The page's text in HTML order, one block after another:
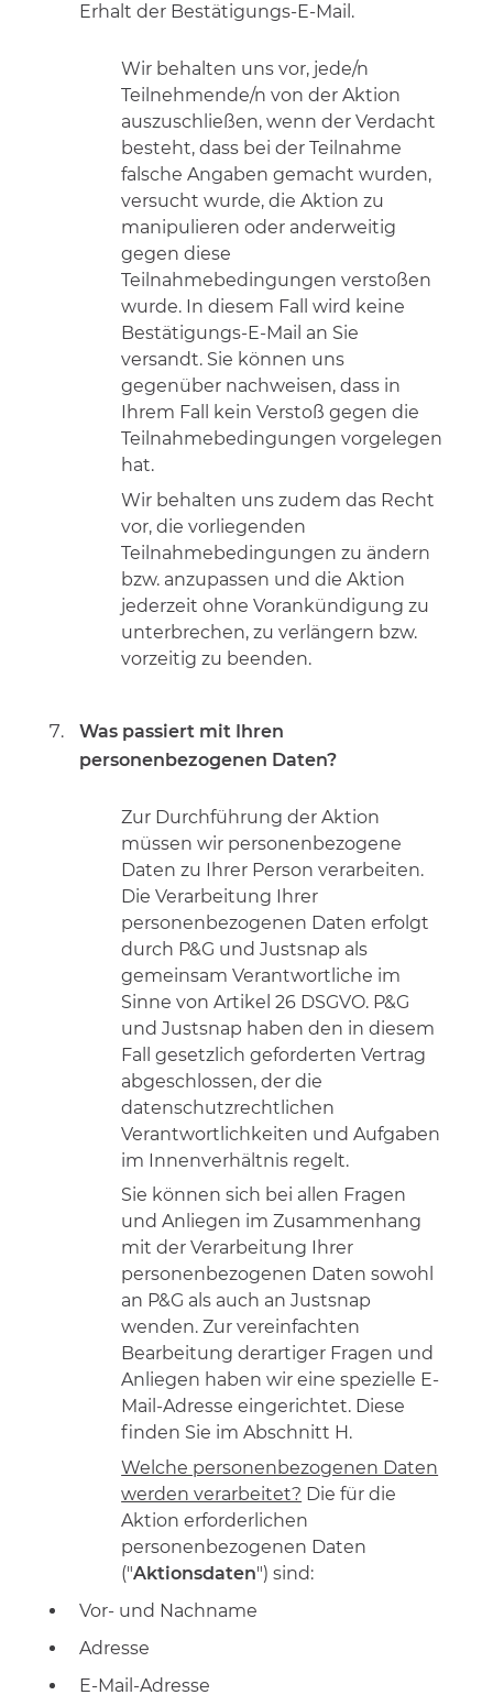
Erhalt der Bestätigungs-E-Mail.
Wir behalten uns vor, jede/n
Teilnehmende/n von der Aktion
auszuschließen, wenn der Verdacht
besteht, dass bei der Teilnahme
falsche Angaben gemacht wurden,
versucht wurde, die Aktion zu
manipulieren oder anderweitig
gegen diese
Teilnahmebedingungen verstoßen
wurde. In diesem Fall wird keine
Bestätigungs-E-Mail an Sie
versandt. Sie können uns
gegenüber nachweisen, dass in
Ihrem Fall kein Verstoß gegen die
Teilnahmebedingungen vorgelegen
hat.
Wir behalten uns zudem das Recht
vor, die vorliegenden
Teilnahmebedingungen zu ändern
bzw. anzupassen und die Aktion
jederzeit ohne Vorankündigung zu
unterbrechen, zu verlängern bzw.
vorzeitig zu beenden.
Was passiert mit Ihren
personenbezogenen Daten?
Zur Durchführung der Aktion
müssen wir personenbezogene
Daten zu Ihrer Person verarbeiten.
Die Verarbeitung Ihrer
personenbezogenen Daten erfolgt
durch P&G und Justsnap als
gemeinsam Verantwortliche im
Sinne von Artikel 26 DSGVO. P&G
und Justsnap haben den in diesem
Fall gesetzlich geforderten Vertrag
abgeschlossen, der die
datenschutzrechtlichen
Verantwortlichkeiten und Aufgaben
im Innenverhältnis regelt.
Sie können sich bei allen Fragen
und Anliegen im Zusammenhang
mit der Verarbeitung Ihrer
personenbezogenen Daten sowohl
an P&G als auch an Justsnap
wenden. Zur vereinfachten
Bearbeitung derartiger Fragen und
Anliegen haben wir eine spezielle E-
Mail-Adresse eingerichtet. Diese
finden Sie im Abschnitt H.
Welche personenbezogenen Daten
werden verarbeitet? Die für die
Aktion erforderlichen
personenbezogenen Daten
("Aktionsdaten") sind:
Vor- und Nachname
Adresse
E-Mail-Adresse